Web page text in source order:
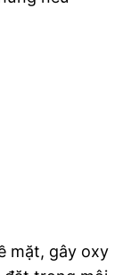
mặt, gây oxy